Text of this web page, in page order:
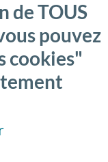
de TOUS
pouvez
cookies"